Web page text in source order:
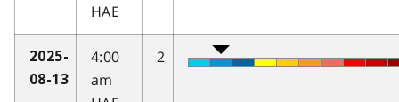
HAE
2025-
08-13
4:00
am
2